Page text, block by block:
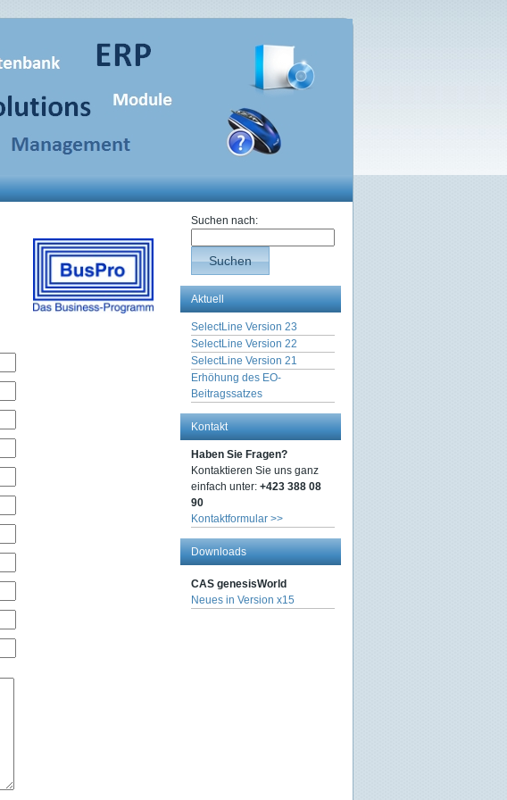
Suchen nach:
Suchen
Aktuell
SelectLine Version 23
SelectLine Version 22
SelectLine Version 21
Erhöhung des EO-
Beitragssatzes
Kontakt
Haben Sie Fragen?
Kontaktieren Sie uns ganz
einfach unter: +423 388 08
90
Kontaktformular >>
Downloads
CAS genesisWorld
Neues in Version x15